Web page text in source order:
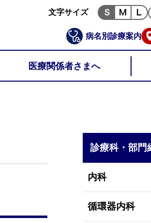
医療関係者さまへ
文字サイズ
病名別診療案内
診療科・部門
内科
循環器内科